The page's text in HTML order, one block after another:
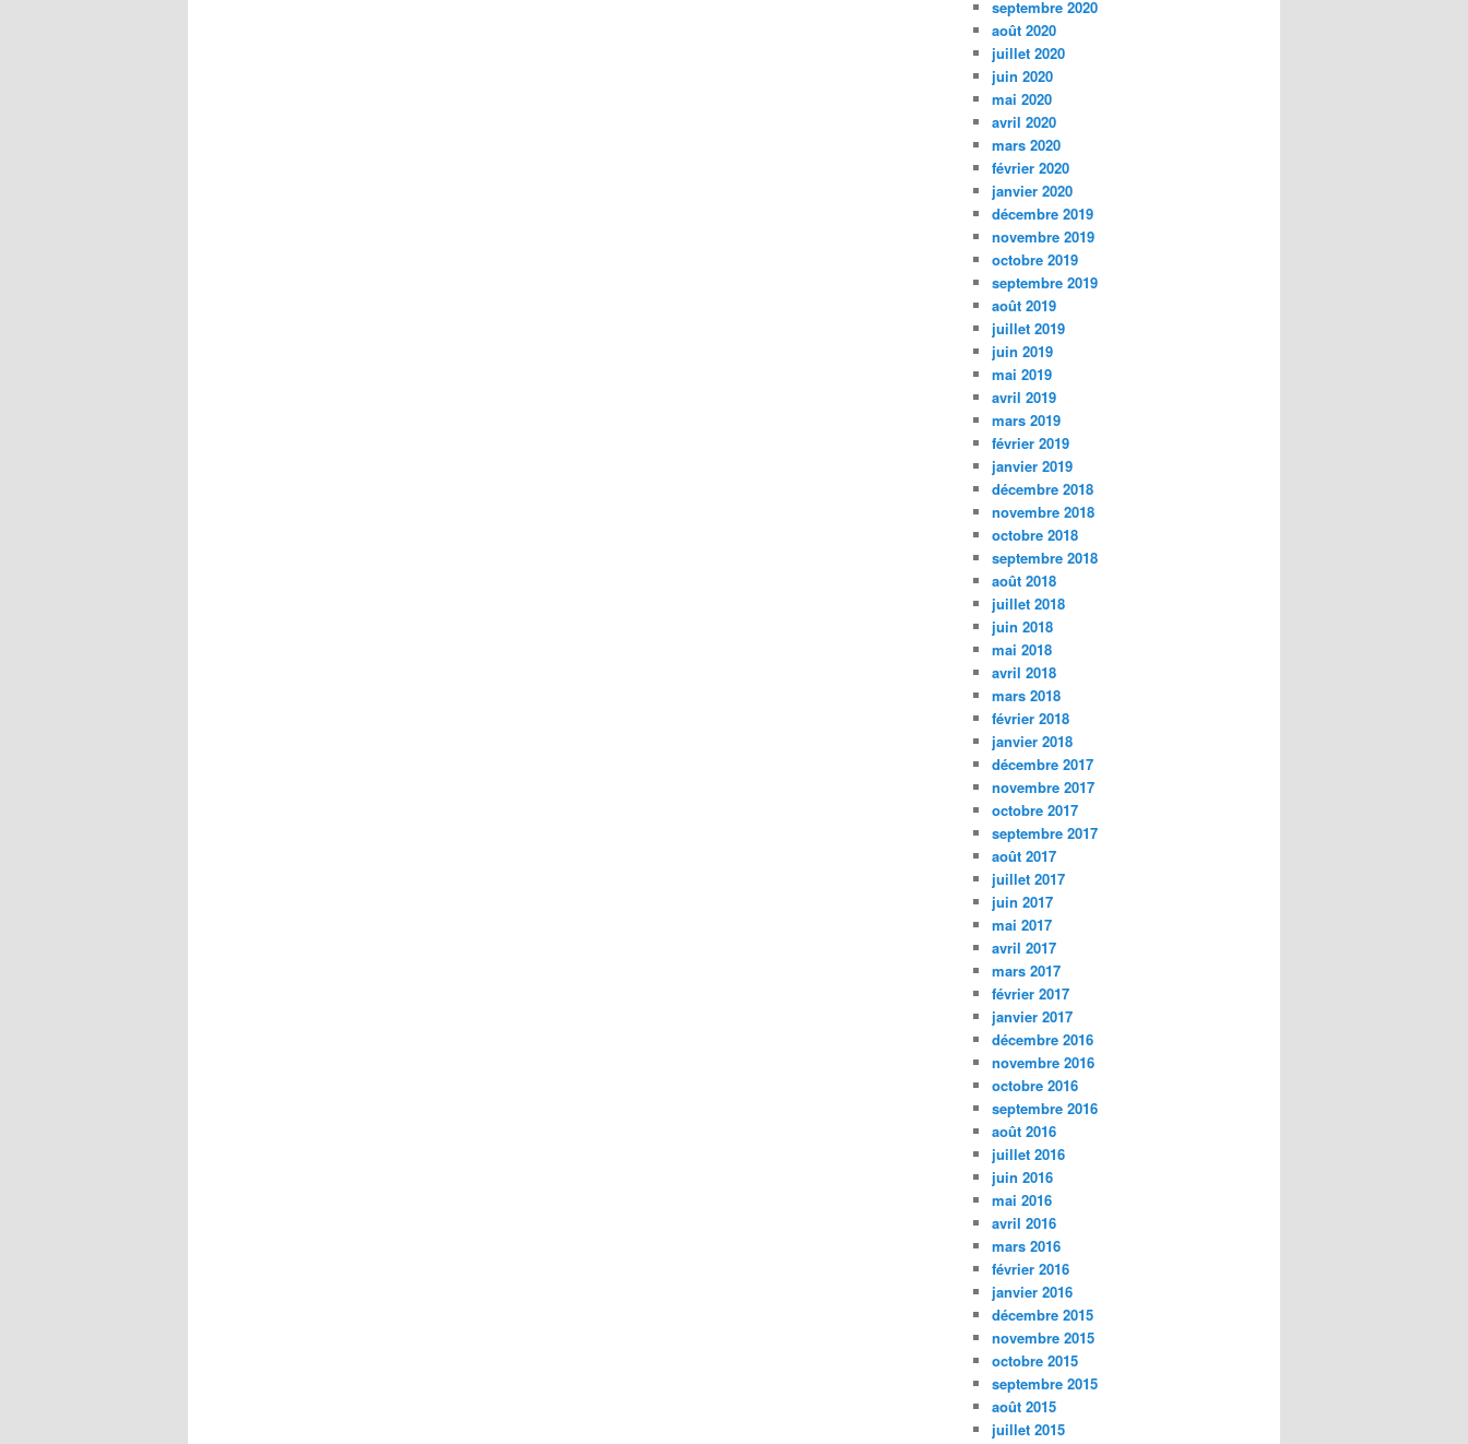
septembre 2020
août 2020
juillet 2020
juin 2020
mai 2020
avril 2020
mars 2020
février 2020
janvier 2020
décembre 2019
novembre 2019
octobre 2019
septembre 2019
août 2019
juillet 2019
juin 2019
mai 2019
avril 2019
mars 2019
février 2019
janvier 2019
décembre 2018
novembre 2018
octobre 2018
septembre 2018
août 2018
juillet 2018
juin 2018
mai 2018
avril 2018
mars 2018
février 2018
janvier 2018
décembre 2017
novembre 2017
octobre 2017
septembre 2017
août 2017
juillet 2017
juin 2017
mai 2017
avril 2017
mars 2017
février 2017
janvier 2017
décembre 2016
novembre 2016
octobre 2016
septembre 2016
août 2016
juillet 2016
juin 2016
mai 2016
avril 2016
mars 2016
février 2016
janvier 2016
décembre 2015
novembre 2015
octobre 2015
septembre 2015
août 2015
juillet 2015